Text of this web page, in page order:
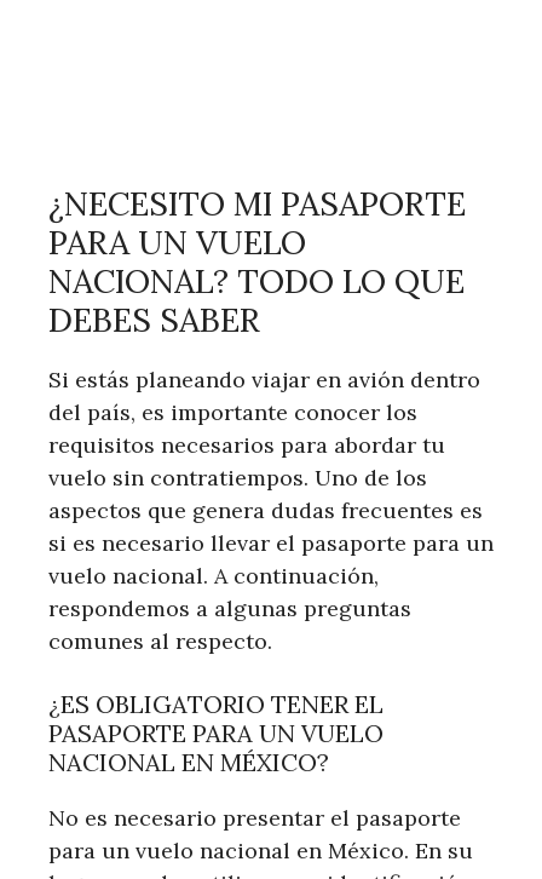
¿NECESITO MI PASAPORTE
PARA UN VUELO
NACIONAL? TODO LO QUE
DEBES SABER
Si estás planeando viajar en avión dentro
del país, es importante conocer los
requisitos necesarios para abordar tu
vuelo sin contratiempos. Uno de los
aspectos que genera dudas frecuentes es
si es necesario llevar el pasaporte para un
vuelo nacional. A continuación,
respondemos a algunas preguntas
comunes al respecto.
¿ES OBLIGATORIO TENER EL
PASAPORTE PARA UN VUELO
NACIONAL EN MÉXICO?
No es necesario presentar el pasaporte
para un vuelo nacional en México. En su